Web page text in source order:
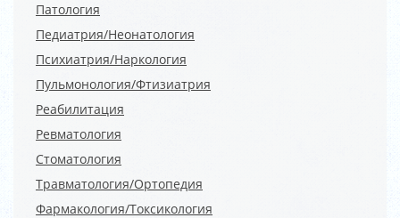
Патология
Педиатрия/Неонатология
Психиатрия/Наркология
Пульмонология/Фтизиатрия
Реабилитация
Ревматология
Стоматология
Травматология/Ортопедия
Фармакология/Токсикология